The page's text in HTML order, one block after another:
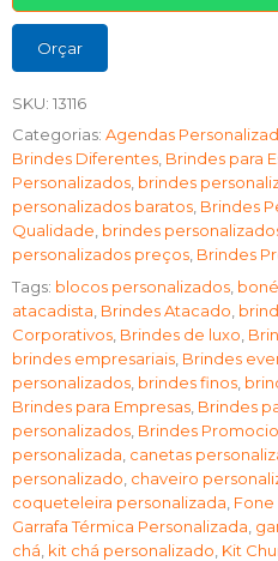
Orçar
SKU: 13116
Categorias: Agendas
Brindes Diferentes, Brindes para
Personalizados, brindes
personalizados baratos, Brindes
Qualidade, brindes
personalizados preços, Brindes
Tags: blocos personalizados
atacadista Brindes Atacado
Corporativos Brindes de luxo
brindes empresariais Brindes
personalizados brindes finos
Brindes para Empresas Brindes
personalizados Brindes
personalizada canetas
personalizado chaveiro
coqueteleira personalizada
Garrafa Térmica Personalizada
chá kit chá personalizado Kit